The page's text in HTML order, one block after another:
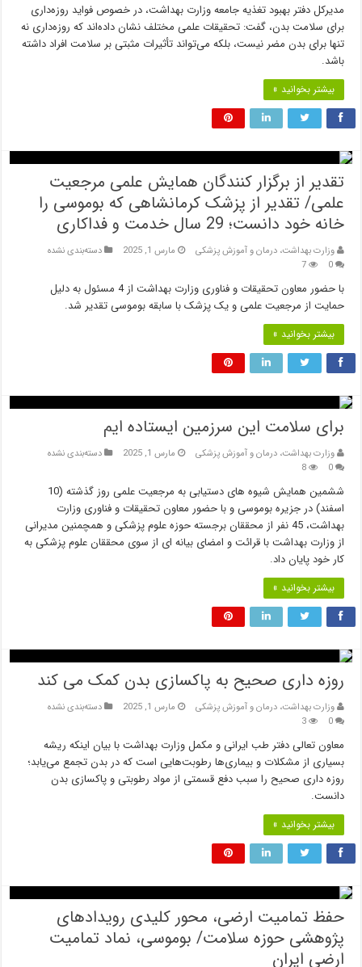
مدیرکل دفتر بهبود تغذیه جامعه وزارت بهداشت، در خصوص فواید روزه‌داری
برای سلامت بدن، گفت: تحقیقات علمی مختلف نشان داده‌اند که روزه‌داری نه
تنها برای بدن مضر نیست، بلکه می‌تواند تأثیرات مثبتی بر سلامت افراد داشته
باشد.
بیشتر بخوانید »
تقدیر از برگزار کنندگان همایش علمی مرجعیت
علمی/ تقدیر از پزشک کرمانشاهی که بوموسی را
خانه خود دانست؛ 29 سال خدمت و فداکاری
وزارت بهداشت، درمان و آموزش پزشکی مارس 1, 2025
دسته‌بندی نشده
0
7
با حضور معاون تحقیقات و فناوری وزارت بهداشت از 4 مسئول به دلیل
حمایت از مرجعیت علمی و یک پزشک با سابقه بوموسی تقدیر شد.
بیشتر بخوانید »
برای سلامت این سرزمین ایستاده ایم
وزارت بهداشت، درمان و آموزش پزشکی مارس 1, 2025
دسته‌بندی نشده
0
8
ششمین همایش شیوه های دستیابی به مرجعیت علمی روز گذشته (10
اسفند) در جزیره بوموسی و با حضور معاون تحقیقات و فناوری وزارت
بهداشت، 45 نفر از محققان برجسته حوزه علوم پزشکی و همچمنین مدیرانی
از وزارت بهداشت با قرائت و امضای بیانه ای از سوی محققان علوم پزشکی به
کار خود پایان داد.
بیشتر بخوانید »
روزه داری صحیح به پاکسازی بدن کمک می کند
وزارت بهداشت، درمان و آموزش پزشکی مارس 1, 2025
دسته‌بندی نشده
0
3
معاون تعالی دفتر طب ایرانی و مکمل وزارت بهداشت با بیان اینکه ریشه
بسیاری از مشکلات و بیماری‌ها رطوبت‌هایی است که در بدن تجمع می‌یابد؛
روزه داری صحیح را سبب دفع قسمتی از مواد رطوبتی و پاکسازی بدن
دانست.
بیشتر بخوانید »
حفظ تمامیت ارضی، محور کلیدی رویدادهای
پژوهشی حوزه سلامت/ بوموسی، نماد تمامیت
ارضی ایران